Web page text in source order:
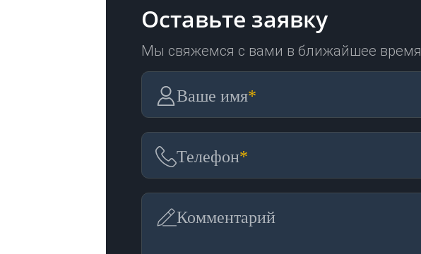
Оставьте заявку
Мы свяжемся с вами в ближайшее время
Ваше имя*
Телефон*
Комментарий